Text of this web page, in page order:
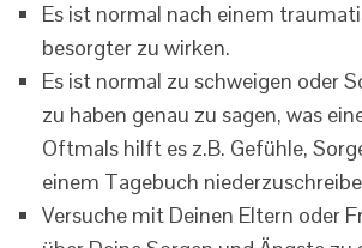
Es ist normal nach einem
besorgter zu wirken.
Es ist normal zu schweigen oder
zu haben genau zu sagen, was
Oftmals hilft es z.B. Gefühle,
einem Tagebuch
Versuche mit Deinen Eltern oder